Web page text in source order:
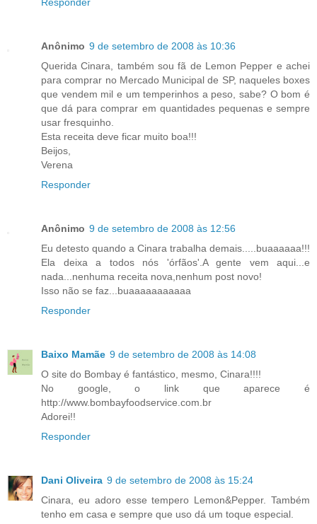
Anônimo 9 de setembro de 2008 às 10:36
Querida Cinara, também sou fã de Lemon Pepper e achei
para comprar no Mercado Municipal de SP, naqueles boxes
que vendem mil e um temperinhos a peso, sabe? O bom é
que dá para comprar em quantidades pequenas e sempre
usar fresquinho.
Esta receita deve ficar muito boa!!!
Beijos,
Verena
Responder
Anônimo 9 de setembro de 2008 às 12:56
Eu detesto quando a Cinara trabalha demais.....buaaaaaa!!!
Ela deixa a todos nós 'órfãos'.A gente vem aqui...e
nada...nenhuma receita nova,nenhum post novo!
Isso não se faz...buaaaaaaaaaaa
Responder
Baixo Mamãe 9 de setembro de 2008 às 14:08
O site do Bombay é fantástico, mesmo, Cinara!!!!
No google, o link que aparece é
http://www.bombayfoodservice.com.br
Adorei!!
Responder
Dani Oliveira 9 de setembro de 2008 às 15:24
Cinara, eu adoro esse tempero Lemon&Pepper. Também
tenho em casa e sempre que uso dá um toque especial.